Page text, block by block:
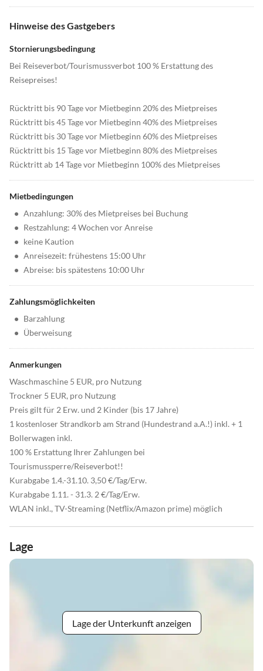
Hinweise des Gastgebers
Stornierungsbedingung
Bei Reiseverbot/Tourismussverbot 100 % Erstattung des
Reisepreises!
Rücktritt bis 90 Tage vor Mietbeginn 20% des Mietpreises
Rücktritt bis 45 Tage vor Mietbeginn 40% des Mietpreises
Rücktritt bis 30 Tage vor Mietbeginn 60% des Mietpreises
Rücktritt bis 15 Tage vor Mietbeginn 80% des Mietpreises
Rücktritt ab 14 Tage vor Mietbeginn 100% des Mietpreises
Mietbedingungen
• Anzahlung: 30% des Mietpreises bei Buchung
• Restzahlung: 4 Wochen vor Anreise
• keine Kaution
• Anreisezeit: frühestens 15:00 Uhr
• Abreise: bis spätestens 10:00 Uhr
Zahlungsmöglichkeiten
• Barzahlung
• Überweisung
Anmerkungen
Waschmaschine 5 EUR, pro Nutzung
Trockner 5 EUR, pro Nutzung
Preis gilt für 2 Erw. und 2 Kinder (bis 17 Jahre)
1 kostenloser Strandkorb am Strand (Hundestrand a.A.!) inkl. + 1
Bollerwagen inkl.
100 % Erstattung Ihrer Zahlungen bei
Tourismussperre/Reiseverbot!!
Kurabgabe 1.4.-31.10. 3,50 €/Tag/Erw.
Kurabgabe 1.11. - 31.3. 2 €/Tag/Erw.
WLAN inkl., TV-Streaming (Netflix/Amazon prime) möglich
Lage
Lage der Unterkunft anzeigen